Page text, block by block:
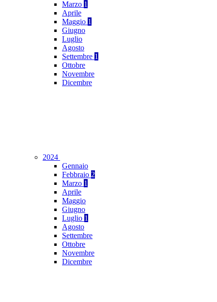
Marzo 1
Aprile
Maggio 1
Giugno
Luglio
Agosto
Settembre 1
Ottobre
Novembre
Dicembre
2024
Gennaio
Febbraio 2
Marzo 1
Aprile
Maggio
Giugno
Luglio 1
Agosto
Settembre
Ottobre
Novembre
Dicembre